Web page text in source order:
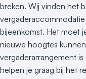
breken. Wij vinden het
bijeenkomst. Het moet
nieuwe hoogtes
vergaderarrangement
helpen je graag bij het